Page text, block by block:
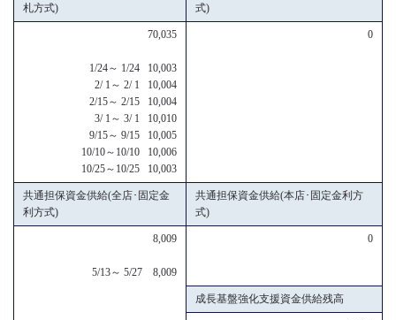
札方式)
式)
70,035
1/24～ 1/24 10,003
2/ 1～ 2/ 1 10,004
2/15～ 2/15 10,004
3/ 1～ 3/ 1 10,010
9/15～ 9/15 10,005
10/10～10/10 10,006
10/25～10/25 10,003
0
共通担保資金供給(全店･固定金
利方式)
共通担保資金供給(本店･固定金利方
式)
8,009
5/13～ 5/27 8,009
0
成長基盤強化支援資金供給残高